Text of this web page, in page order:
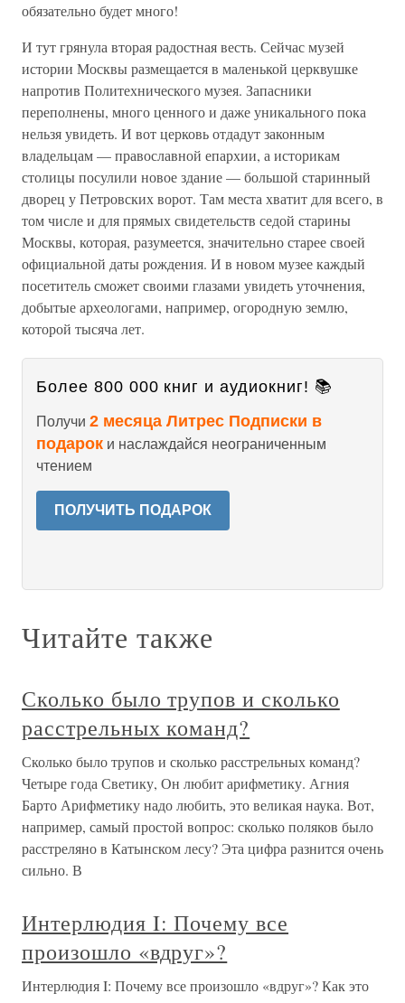
обязательно будет много!
И тут грянула вторая радостная весть. Сейчас музей
истории Москвы размещается в маленькой церквушке
напротив Политехнического музея. Запасники
переполнены, много ценного и даже уникального пока
нельзя увидеть. И вот церковь отдадут законным
владельцам — православной епархии, а историкам
столицы посулили новое здание — большой старинный
дворец у Петровских ворот. Там места хватит для всего, в
том числе и для прямых свидетельств седой старины
Москвы, которая, разумеется, значительно старее своей
официальной даты рождения. И в новом музее каждый
посетитель сможет своими глазами увидеть уточнения,
добытые археологами, например, огородную землю,
которой тысяча лет.
Более 800 000 книг и аудиокниг! 📚
Получи 2 месяца Литрес Подписки в
подарок и наслаждайся неограниченным
чтением
ПОЛУЧИТЬ ПОДАРОК
Читайте также
Сколько было трупов и сколько
расстрельных команд?
Сколько было трупов и сколько расстрельных команд?
Четыре года Светику, Он любит арифметику. Агния
Барто Арифметику надо любить, это великая наука. Вот,
например, самый простой вопрос: сколько поляков было
расстреляно в Катынском лесу? Эта цифра разнится очень
сильно. В
Интерлюдия I: Почему все
произошло «вдруг»?
Интерлюдия I: Почему все произошло «вдруг»? Как это